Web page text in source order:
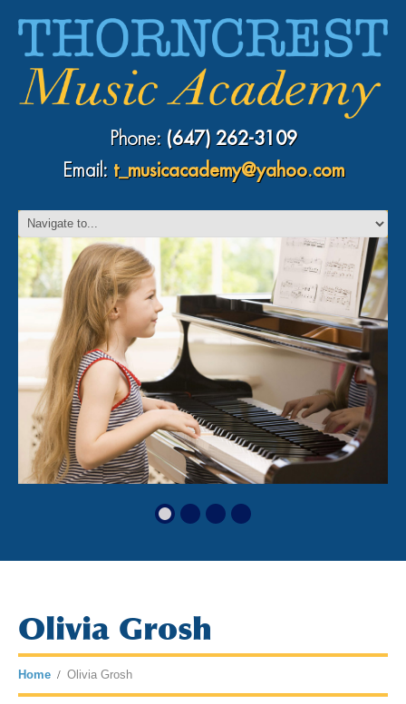
Phone:(647) 262-3109
Email: t_musicacademy@yahoo.com
Olivia Grosh
Home Olivia Grosh